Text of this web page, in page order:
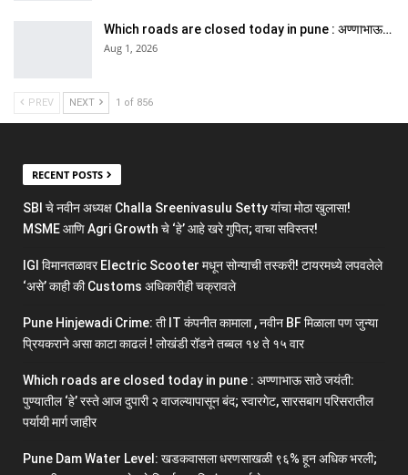
Which roads are closed today in pune : अण्णाभाऊ…
Aug 1, 2026
PREV NEXT 1 of 856
RECENT POSTS
SBI चे नवीन अध्यक्ष Challa Sreenivasulu Setty यांचा मोठा खुलासा!
MSME आणि Agri Growth चे ‘हे’ आहे खरे गुपित; वाचा सविस्तर!
IGI विमानतळावर Electric Scooter मधून सोन्याची तस्करी! टायरमध्ये लपवलेले
‘असे’ काही की Customs अधिकारीही चक्रावले
Pune Hinjewadi Crime: ती IT कंपनीत कामाला , नवीन BF मिळाला पण जुन्या
प्रियकराने असा काटा काढलं ! लोखंडी रॉडने तब्बल १४ ते १५ वार
Which roads are closed today in pune : अण्णाभाऊ साठे जयंती:
पुण्यातील ‘हे’ रस्ते आज दुपारी २ वाजल्यापासून बंद; स्वारगेट, सारसबाग परिसरातील
पर्यायी मार्ग जाहीर
Pune Dam Water Level: खडकवासला धरणसाखळी ९६% हून अधिक भरली;